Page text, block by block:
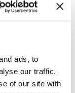
ads, to
our traffic.
of our site with